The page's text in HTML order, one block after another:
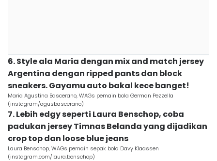
6. Style ala Maria dengan mix and match jersey
Argentina dengan ripped pants dan block
sneakers. Gayamu auto bakal kece banget!
Maria Agustina Bascerano, WAGs pemain bola German Pezzella
(instagram/agusbascerano)
7. Lebih edgy seperti Laura Benschop, coba
padukan jersey Timnas Belanda yang dijadikan
crop top dan loose blue jeans
Laura Benschop, WAGs pemain sepak bola Davy Klaassen
(instagram.com/laura.benschop)